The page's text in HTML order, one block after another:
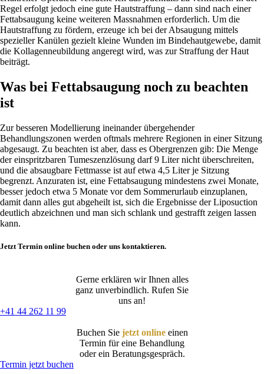
Regel erfolgt jedoch eine gute Hautstraffung – dann sind nach einer
Fettabsaugung keine weiteren Massnahmen erforderlich. Um die
Hautstraffung zu fördern, erzeuge ich bei der Absaugung mittels
spezieller Kanülen gezielt kleine Wunden im Bindehautgewebe, damit
die Kollagenneubildung angeregt wird, was zur Straffung der Haut
beiträgt.
Was bei Fettabsaugung noch zu beachten
ist
Zur besseren Modellierung ineinander übergehender
Behandlungszonen werden oftmals mehrere Regionen in einer Sitzung
abgesaugt. Zu beachten ist aber, dass es Obergrenzen gib: Die Menge
der einspritzbaren Tumeszenzlösung darf 9 Liter nicht überschreiten,
und die absaugbare Fettmasse ist auf etwa 4,5 Liter je Sitzung
begrenzt. Anzuraten ist, eine Fettabsaugung mindestens zwei Monate,
besser jedoch etwa 5 Monate vor dem Sommerurlaub einzuplanen,
damit dann alles gut abgeheilt ist, sich die Ergebnisse der Liposuction
deutlich abzeichnen und man sich schlank und gestrafft zeigen lassen
kann.
Jetzt Termin online buchen oder uns kontaktieren.
Gerne erklären wir Ihnen alles
ganz unverbindlich. Rufen Sie
uns an!
+41 44 262 11 99
Buchen Sie jetzt onlineeinen
Termin für eine Behandlung
oder ein Beratungsgespräch.
Termin jetzt buchen